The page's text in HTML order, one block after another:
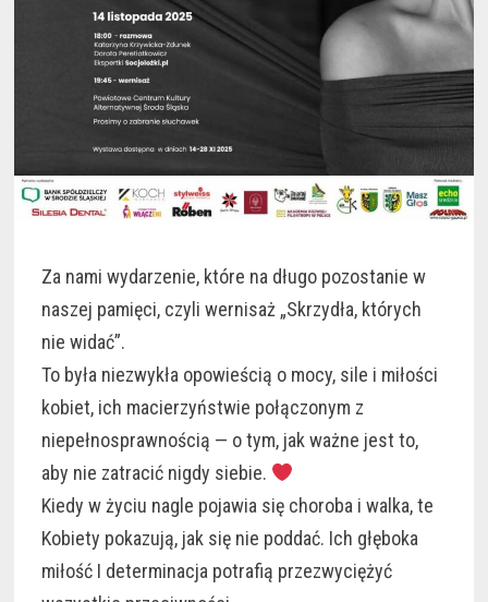
Za nami wydarzenie, które na długo pozostanie w
naszej pamięci, czyli wernisaż „Skrzydła, których
nie widać”.
To była niezwykła opowieścią o mocy, sile i miłości
kobiet, ich macierzyństwie połączonym z
niepełnosprawnością — o tym, jak ważne jest to,
aby nie zatracić nigdy siebie.
Kiedy w życiu nagle pojawia się choroba i walka, te
Kobiety pokazują, jak się nie poddać. Ich głęboka
miłość I determinacja potrafią przezwyciężyć